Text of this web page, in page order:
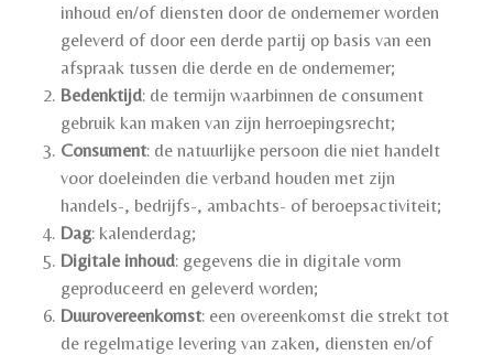
inhoud en/of diensten door de ondernemer worden
geleverd of door een derde partij op basis van een
afspraak tussen die derde en de ondernemer;
Bedenktijd: de termijn waarbinnen de consument
gebruik kan maken van zijn herroepingsrecht;
Consument: de natuurlijke persoon die niet handelt
voor doeleinden die verband houden met zijn
handels-, bedrijfs-, ambachts- of beroepsactiviteit;
Dag: kalenderdag;
Digitale inhoud: gegevens die in digitale vorm
geproduceerd en geleverd worden;
Duurovereenkomst: een overeenkomst die strekt tot
de regelmatige levering van zaken, diensten en/of